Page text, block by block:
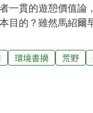
一貫的遊憩價值論
目的？雖然馬紹爾
以及教育訪客荒野
年代，也就是戶外
環境書摘 荒野